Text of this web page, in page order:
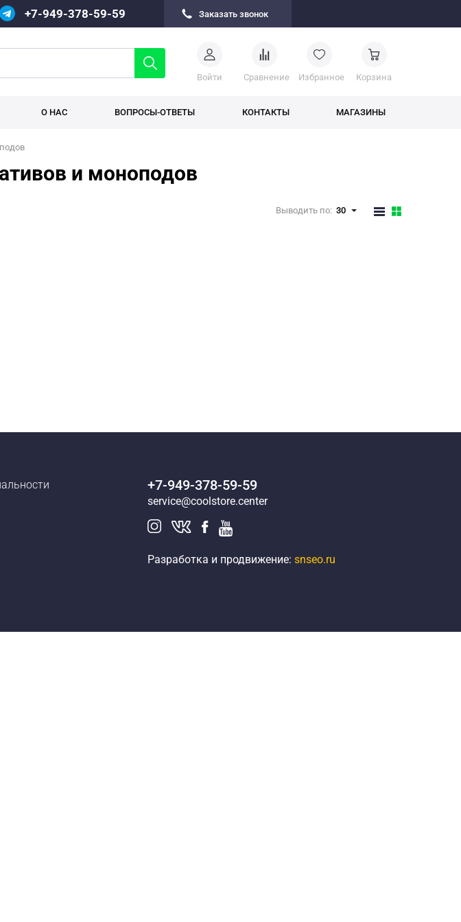
+7-949-378-59-59 Заказать звонок
Войти Cравнение Избранное Корзина
О НАС ВОПРОСЫ-ОТВЕТЫ КОНТАКТЫ МАГАЗИНЫ
и моноподов
Выводить по: 30
+7-949-378-59-59
service@coolstore.center
Разработка и продвижение: snseo.ru